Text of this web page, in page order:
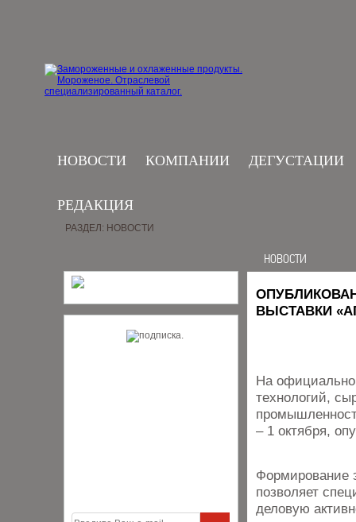
НОВОСТИ КОМПАНИИ ДЕГУСТАЦИИ
РЕДАКЦИЯ
РАЗДЕЛ: НОВОСТИ
НОВОСТИ
ВЫСТАВКИ
На
технологий,
– 1 октября,
Формирование
позволяет
деловую